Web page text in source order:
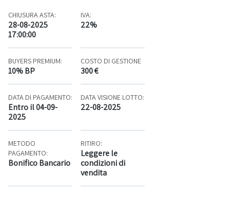
CHIUSURA ASTA:
28-08-2025
17:00:00
IVA:
22%
BUYERS PREMIUM:
10% BP
COSTO DI GESTIONE
300 €
DATA DI PAGAMENTO:
Entro il 04-09-
2025
DATA VISIONE LOTTO:
22-08-2025
METODO
PAGAMENTO:
Bonifico Bancario
RITIRO:
Leggere le
condizioni di
vendita